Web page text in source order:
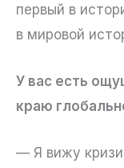
первый в
в мировой
У вас есть
краю
— Я вижу